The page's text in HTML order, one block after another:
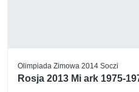
Olimpiada Zimowa 2014 Soczi
Rosja 2013 Mi ark 1975-